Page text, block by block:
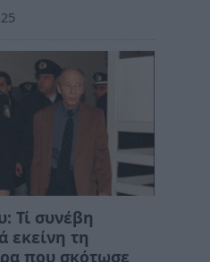
Τί συνέβη
εκείνη τη
που σκότωσε